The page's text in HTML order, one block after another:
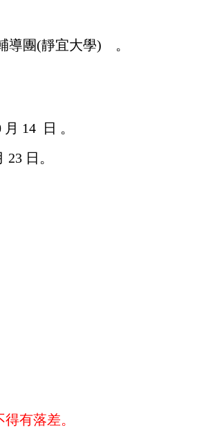
導團(靜宜大學) 。
14 日 。
日。
有落差。